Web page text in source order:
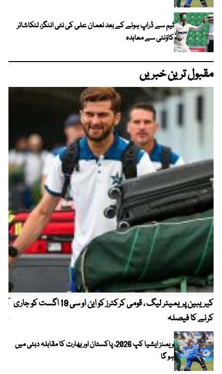
ٹیم سے ڈراپ ہونے کے بعد نعمان علی کی نئی اننگز، لنکاشائر
کاؤنٹی سے معاہدہ
مقبول ترین خبریں
کیریبین پریمیئر لیگ ، قومی کرکٹرز کو این او سی 19 اگست کو جاری
کرنے کا فیصلہ
ویمنز ایشیا کپ 2026، پاکستان اور بھارت کا مقابلہ دبئی میں
ہو گا